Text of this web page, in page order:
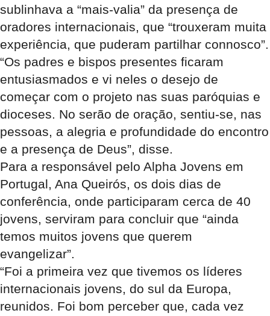
sublinhava a “mais-valia” da presença de
oradores internacionais, que “trouxeram muita
experiência, que puderam partilhar connosco”.
“Os padres e bispos presentes ficaram
entusiasmados e vi neles o desejo de
começar com o projeto nas suas paróquias e
dioceses. No serão de oração, sentiu-se, nas
pessoas, a alegria e profundidade do encontro
e a presença de Deus”, disse.
Para a responsável pelo Alpha Jovens em
Portugal, Ana Queirós, os dois dias de
conferência, onde participaram cerca de 40
jovens, serviram para concluir que “ainda
temos muitos jovens que querem
evangelizar”.
“Foi a primeira vez que tivemos os líderes
internacionais jovens, do sul da Europa,
reunidos. Foi bom perceber que, cada vez